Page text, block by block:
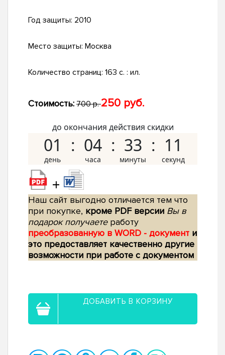
Год защиты: 2010
Место защиты: Москва
Количество страниц: 163 с. : ил.
Стоимость: 700 р.250 руб.
до окончания действия скидки
01 04 33 10
+
Наш сайт выгодно отличается тем что
при покупке, кроме PDF версии Вы в
подарок получаетеработу
преобразованную в WORD - документ и
это предоставляет качественно другие
возможности при работе с документом
ДОБАВИТЬ В КОРЗИНУ